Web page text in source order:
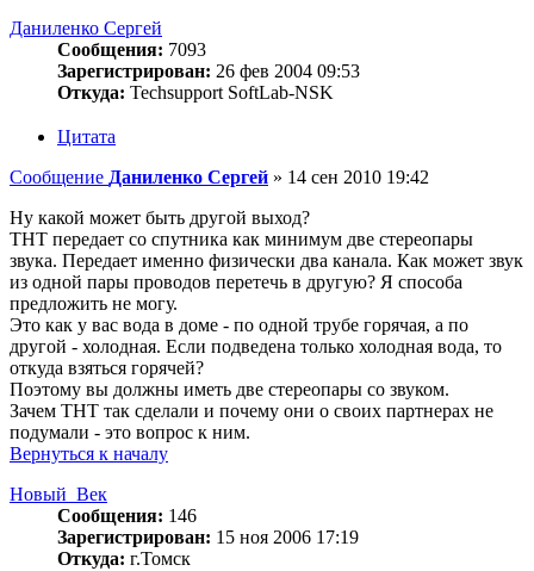
Даниленко Сергей
Сообщения: 7093
Зарегистрирован: 26 фев 2004 09:53
Откуда: Techsupport SoftLab-NSK
Цитата
Сообщение Даниленко Сергей » 14 сен 2010 19:42
Ну какой может быть другой выход?
ТНТ передает со спутника как минимум две стереопары
звука. Передает именно физически два канала. Как может звук
из одной пары проводов перетечь в другую? Я способа
предложить не могу.
Это как у вас вода в доме - по одной трубе горячая, а по
другой - холодная. Если подведена только холодная вода, то
откуда взяться горячей?
Поэтому вы должны иметь две стереопары со звуком.
Зачем ТНТ так сделали и почему они о своих партнерах не
подумали - это вопрос к ним.
Вернуться к началу
Новый_Век
Сообщения: 146
Зарегистрирован: 15 ноя 2006 17:19
Откуда: г.Томск